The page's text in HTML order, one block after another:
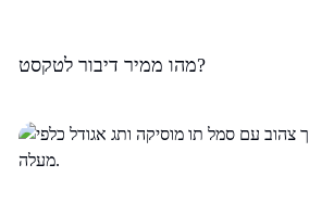
מהו ממיר דיבור לטקסט?